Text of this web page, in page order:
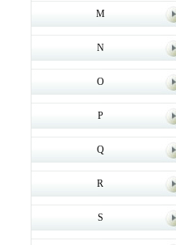
M
N
O
P
Q
R
S